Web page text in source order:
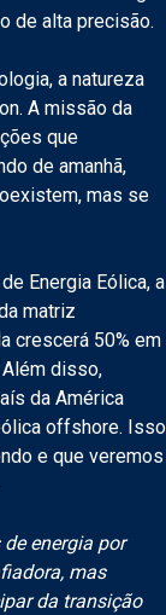
de alta precisão.
a natureza
A missão da
que
de amanhã,
mas se
Energia Eólica, a
matriz
crescerá 50% em
Além disso,
da América
offshore. Isso
e que veremos
energia por
mas
da transição